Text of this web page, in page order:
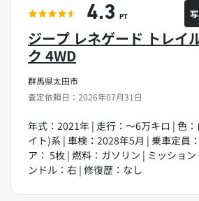
群馬県太田市
査定依頼日：2026年07月31日
ジープ レネゲード トレイ
ク 4WD
年式：2021年 | 走行：～6万キロ | 色
イト)系 | 車検：2028年5月 | 乗車定員
ア： 5枚 | 燃料：ガソリン | ミッション
ンドル：右 | 修復歴：なし
4.3 PT